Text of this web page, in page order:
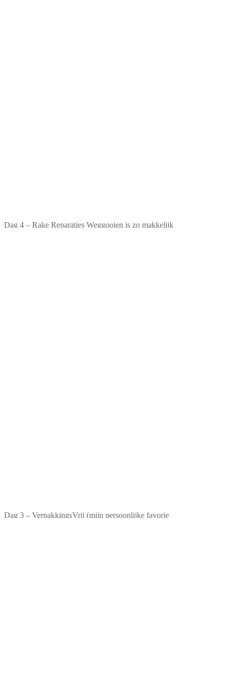
Dag 4 – Rake Reparaties Weggooien is zo makkelijk
Dag 3 – VerpakkingsVrij (mijn persoonlijke favorie